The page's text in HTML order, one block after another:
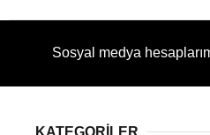
Sosyal medya
KATEGORİLER